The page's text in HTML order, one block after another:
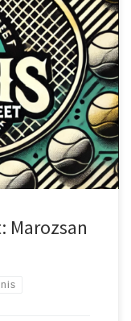
kierroksella
Lehecka (ranking 25).
mikä antaa hänelle
molempia
ja suoraviivaista
Betizyä reiluilla
taitava
kenttäliikkumisella
erityisesti
haastamaan
pelaaja,
on paremmat
Marozsan